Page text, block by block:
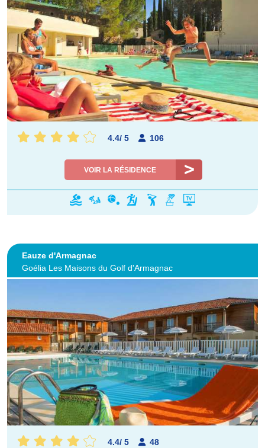
4.4/ 5 106
VOIR LA RÉSIDENCE
Eauze d'Armagnac
Goélia Les Maisons du Golf d'Armagnac
4.4/ 5 48